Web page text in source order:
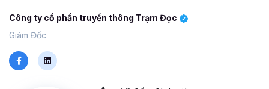
Công ty cổ phần truyền thông Trạm Đọc
Giám Đốc